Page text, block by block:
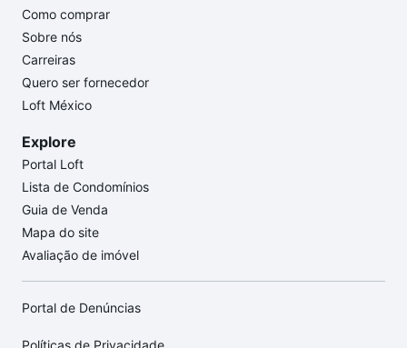
Como comprar
Sobre nós
Carreiras
Quero ser fornecedor
Loft México
Explore
Portal Loft
Lista de Condomínios
Guia de Venda
Mapa do site
Avaliação de imóvel
Portal de Denúncias
Políticas de Privacidade